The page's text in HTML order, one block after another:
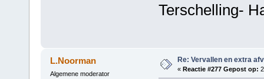
L.Noorman
Algemene moderator
Re: Vervallen en extra
« Reactie #277 Gepost op: